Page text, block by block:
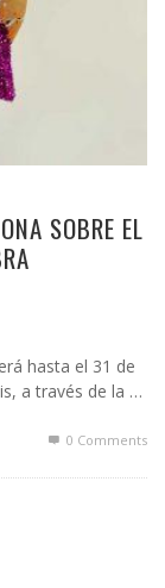
SOBRE EL
hasta el 31 de
a través de la …
0 Comments